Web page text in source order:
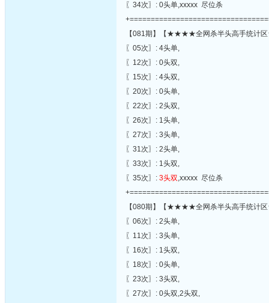
〖34次〗: 0头单,xxxxx 尽位杀
【081期】【★★★★全网杀半头高手统计
〖05次〗: 4头单,
〖12次〗: 0头双,
〖15次〗: 4头双,
〖20次〗: 0头单,
〖22次〗: 2头双,
〖26次〗: 1头单,
〖27次〗: 3头单,
〖31次〗: 2头单,
〖33次〗: 1头双,
〖35次〗: 3头双,xxxxx 尽位杀
【080期】【★★★★全网杀半头高手统计
〖06次〗: 2头单,
〖11次〗: 3头单,
〖16次〗: 1头双,
〖18次〗: 0头单,
〖23次〗: 3头双,
〖27次〗: 0头双,2头双,